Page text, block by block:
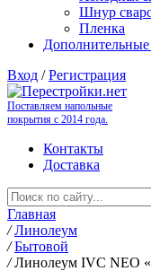
Шнур
Пленка
Дополнительные
Вход /Регистрация
Поставляем напольные
покрытия с 2014 года.
Контакты
Доставка
Главная
/ Линолеум
/ Бытовой
/ Линолеум IVC NEO